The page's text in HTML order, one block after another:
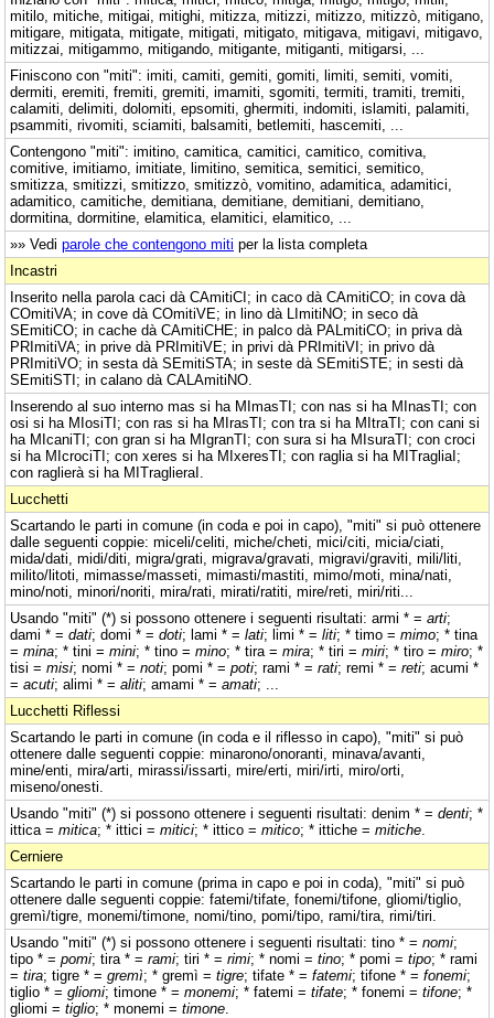
mitilo, mitiche, mitigai, mitighi, mitizza, mitizzi, mitizzo, mitizzò, mitigano,
mitigare, mitigata, mitigate, mitigati, mitigato, mitigava, mitigavi, mitigavo,
mitizzai, mitigammo, mitigando, mitigante, mitiganti, mitigarsi, ...
Finiscono con "miti": imiti, camiti, gemiti, gomiti, limiti, semiti, vomiti,
dermiti, eremiti, fremiti, gremiti, imamiti, sgomiti, termiti, tramiti, tremiti,
calamiti, delimiti, dolomiti, epsomiti, ghermiti, indomiti, islamiti, palamiti,
psammiti, rivomiti, sciamiti, balsamiti, betlemiti, hascemiti, ...
Contengono "miti": imitino, camitica, camitici, camitico, comitiva,
comitive, imitiamo, imitiate, limitino, semitica, semitici, semitico,
smitizza, smitizzi, smitizzo, smitizzò, vomitino, adamitica, adamitici,
adamitico, camitiche, demitiana, demitiane, demitiani, demitiano,
dormitina, dormitine, elamitica, elamitici, elamitico, ...
»» Vedi parole che contengono miti per la lista completa
Incastri
Inserito nella parola caci dà CAmitiCI; in caco dà CAmitiCO; in cova dà
COmitiVA; in cove dà COmitiVE; in lino dà LImitiNO; in seco dà
SEmitiCO; in cache dà CAmitiCHE; in palco dà PALmitiCO; in priva dà
PRImitiVA; in prive dà PRImitiVE; in privi dà PRImitiVI; in privo dà
PRImitiVO; in sesta dà SEmitiSTA; in seste dà SEmitiSTE; in sesti dà
SEmitiSTI; in calano dà CALAmitiNO.
Inserendo al suo interno mas si ha MImasTI; con nas si ha MInasTI; con
osi si ha MIosiTI; con ras si ha MIrasTI; con tra si ha MItraTI; con cani si
ha MIcaniTI; con gran si ha MIgranTI; con sura si ha MIsuraTI; con croci
si ha MIcrociTI; con xeres si ha MIxeresTI; con raglia si ha MITragliaI;
con raglierà si ha MITraglieraI.
Lucchetti
Scartando le parti in comune (in coda e poi in capo), "miti" si può ottenere
dalle seguenti coppie: miceli/celiti, miche/cheti, mici/citi, micia/ciati,
mida/dati, midi/diti, migra/grati, migrava/gravati, migravi/graviti, mili/liti,
milito/litoti, mimasse/masseti, mimasti/mastiti, mimo/moti, mina/nati,
mino/noti, minori/noriti, mira/rati, mirati/ratiti, mire/reti, miri/riti...
Usando "miti" (*) si possono ottenere i seguenti risultati: armi * = arti;
dami * = dati; domi * = doti; lami * = lati; limi * = liti; * timo = mimo; * tina
= mina; * tini = mini; * tino = mino; * tira = mira; * tiri = miri; * tiro = miro; *
tisi = misi; nomi * = noti; pomi * = poti; rami * = rati; remi * = reti; acumi *
= acuti; alimi * = aliti; amami * = amati; ...
Lucchetti Riflessi
Scartando le parti in comune (in coda e il riflesso in capo), "miti" si può
ottenere dalle seguenti coppie: minarono/onoranti, minava/avanti,
mine/enti, mira/arti, mirassi/issarti, mire/erti, miri/irti, miro/orti,
miseno/onesti.
Usando "miti" (*) si possono ottenere i seguenti risultati: denim * = denti; *
ittica = mitica; * ittici = mitici; * ittico = mitico; * ittiche = mitiche
Cerniere
Scartando le parti in comune (prima in capo e poi in coda), "miti" si può
ottenere dalle seguenti coppie: fatemi/tifate, fonemi/tifone, gliomi/tiglio,
gremì/tigre, monemi/timone, nomi/tino, pomi/tipo, rami/tira, rimi/tiri.
Usando "miti" (*) si possono ottenere i seguenti risultati: tino * = nomi;
tipo * = pomi; tira * = rami; tiri * = rimi; * nomi = tino; * pomi = tipo; * rami
= tira; tigre * = gremì; * gremì = tigre; tifate * = fatemi; tifone * = fonemi;
tiglio * = gliomi; timone * = monemi; * fatemi = tifate; * fonemi = tifone; *
gliomi = tiglio; * monemi = timone